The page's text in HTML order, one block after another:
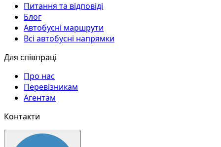
Питання та відповіді
Блог
Автобусні маршрути
Всі автобусні напрямки
Для співпраці
Про нас
Перевізникам
Агентам
Контакти